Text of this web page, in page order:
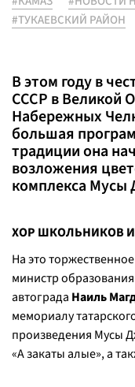
#ТУКАЕВСКИЙ РАЙОН
В этом году в
СССР в Великой
Набережных
большая
традиции она
возложения
комплекса Мусы
ХОР ШКОЛЬНИКОВ
На это
министр
автограда Наиль
мемориалу
произведения Мусы
«А закаты алые», а